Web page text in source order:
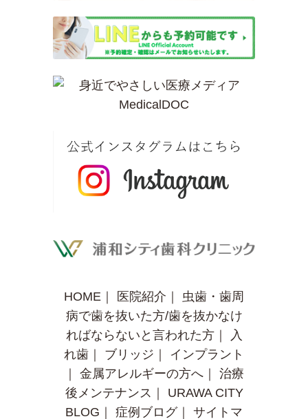
HOME 医院紹介
虫歯・歯周
病で歯を抜いた方/歯を抜かなけ
ればならないと言われた方｜
入
れ歯
ブリッジ
インプラント
金属アレルギーの方へ
治療
後メンテナンス
URAWA CITY
BLOG
症例ブログ｜ サイトマ